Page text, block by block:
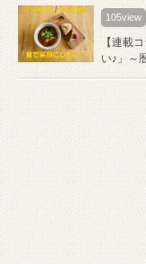
105view
【連載
い♪」～